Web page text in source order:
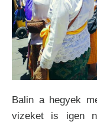
Balin a hegyek
vizeket is igen